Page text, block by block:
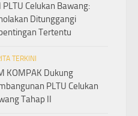
PLTU Celukan Bawang:
Ditunggangi
Tertentu
TERKINI
KOMPAK Dukung
PLTU Celukan
Tahap II